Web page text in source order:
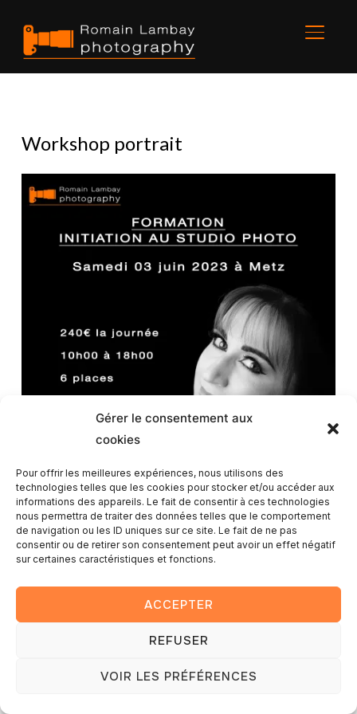
Gérer le consentement aux
cookies
Pour offrir les meilleures expériences, nous utilisons des
technologies telles que les cookies pour stocker et/ou accéder aux
informations des appareils. Le fait de consentir à ces technologies
nous permettra de traiter des données telles que le comportement
de navigation ou les ID uniques sur ce site. Le fait de ne pas
consentir ou de retirer son consentement peut avoir un effet négatif
sur certaines caractéristiques et fonctions.
ACCEPTER
REFUSER
VOIR LES PRÉFÉRENCES
Workshop portrait
Conçu parWPZOOM